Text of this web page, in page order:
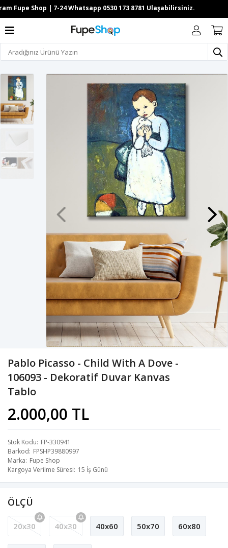
Pablo Picasso - Child With A Dove -
106093 - Dekoratif Duvar Kanvas
Tablo
2.000,00 TL
Stok Kodu FP-330941
Barkod FPSHP39880997
Marka Fupe Shop
Kargoya Verilme Süresi 15 İş Günü
ÖLÇÜ
20x30 40x30 40x60 50x70 60x80